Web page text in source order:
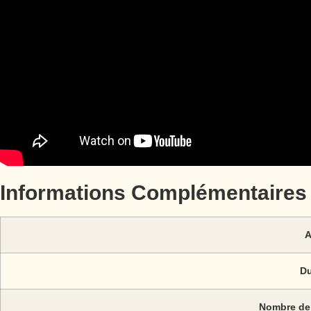
Informations Complémentaires
Nombre